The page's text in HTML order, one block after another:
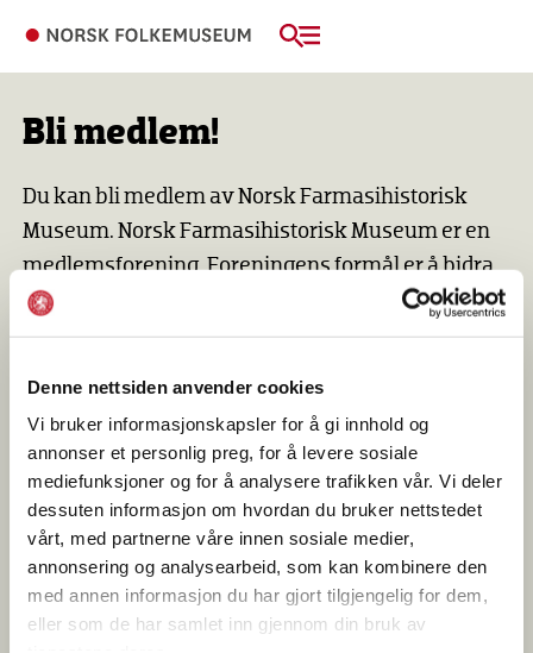
Denne nettsiden anvender cookies
Vi bruker informasjonskapsler for å gi innhold og
annonser et personlig preg, for å levere sosiale
mediefunksjoner og for å analysere trafikken vår. Vi deler
dessuten informasjon om hvordan du bruker nettstedet
vårt, med partnerne våre innen sosiale medier,
annonsering og analysearbeid, som kan kombinere den
med annen informasjon du har gjort tilgjengelig for dem,
eller som de har samlet inn gjennom din bruk av
Bli medlem!
Du kan bli medlem av Norsk Farmasihistorisk
Museum. Norsk Farmasihistorisk Museum er en
medlemsforening. Foreningens formål er å bidra
faglig og økonomisk til drift av Norsk
Farmasihistorisk Museum og skape interesse for
Hvem kan bli medlem i foreningen?
Både organisasjoner, bedrifter, enkeltpersoner og familier
som ønsker å støtte museet, kan opptas som medlemmer.
Medlemskapet gir følgende fordeler:
Gratis adgang til Norsk Folkemuseum og Norsk